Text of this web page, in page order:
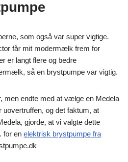
som også var super vigtige.
får mit modermælk frem for
er langt flere og bedre
så en brystpumpe var vigtig.
men endte med at vælge en Medela
og det faktum, at
gjorde, at vi valgte dette
for en elektrisk brystpumpe fra